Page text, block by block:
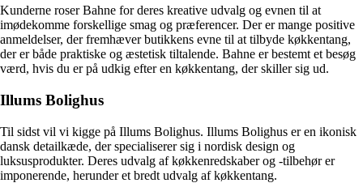
Kunderne roser Bahne for deres kreative udvalg og evnen til at
imødekomme forskellige smag og præferencer. Der er mange positive
anmeldelser, der fremhæver butikkens evne til at tilbyde køkkentang,
der er både praktiske og æstetisk tiltalende. Bahne er bestemt et besøg
værd, hvis du er på udkig efter en køkkentang, der skiller sig ud.
Illums Bolighus
Til sidst vil vi kigge på Illums Bolighus. Illums Bolighus er en ikonisk
dansk detailkæde, der specialiserer sig i nordisk design og
luksusprodukter. Deres udvalg af køkkenredskaber og -tilbehør er
imponerende, herunder et bredt udvalg af køkkentang.